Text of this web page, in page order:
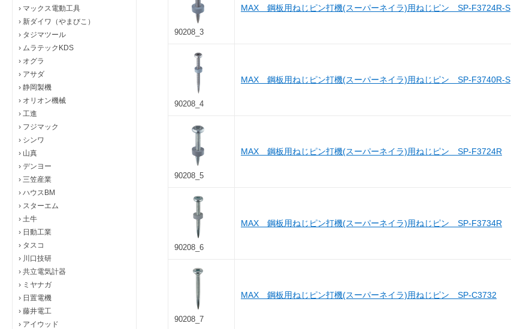
› マックス電動工具
› 新ダイワ（やまびこ）
› タジマツール
› ムラテックKDS
› オグラ
› アサダ
› 静岡製機
› オリオン機械
› 工進
› フジマック
› シンワ
› 山真
› デンヨー
› 三笠産業
› ハウスBM
› スターエム
› 土牛
› 日動工業
› タスコ
› 川口技研
› 共立電気計器
› ミヤナガ
› 日置電機
› 藤井電工
› アイウッド
90208_3
MAX 鋼板用ねじピン打機(スーパーネイラ)用ねじピン SP-F3724R-S
90208_4
MAX 鋼板用ねじピン打機(スーパーネイラ)用ねじピン SP-F3740R-S
90208_5
MAX 鋼板用ねじピン打機(スーパーネイラ)用ねじピン SP-F3724R
90208_6
MAX 鋼板用ねじピン打機(スーパーネイラ)用ねじピン SP-F3734R
90208_7
MAX 鋼板用ねじピン打機(スーパーネイラ)用ねじピン SP-C3732